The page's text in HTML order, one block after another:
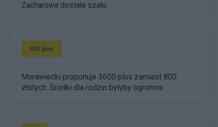
Zacharowa dostała szału
800 plus
Morawiecki proponuje 3600 plus zamiast 800
złotych. Środki dla rodzin byłyby ogromne